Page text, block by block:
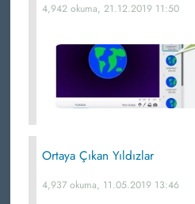
4,942 okuma, 21.12.2019 11:50
Ortaya Çıkan Yıldızlar
4,937 okuma, 11.05.2019 13:46